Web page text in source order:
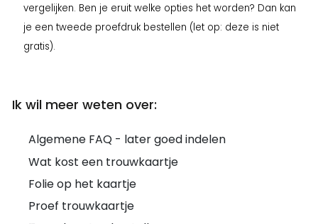
vergelijken. Ben je eruit welke opties het worden? Dan kan
je een tweede proefdruk bestellen (let op: deze is niet
gratis).
Ik wil meer weten over:
Algemene FAQ - later goed indelen
Wat kost een trouwkaartje
Folie op het kaartje
Proef trouwkaartje